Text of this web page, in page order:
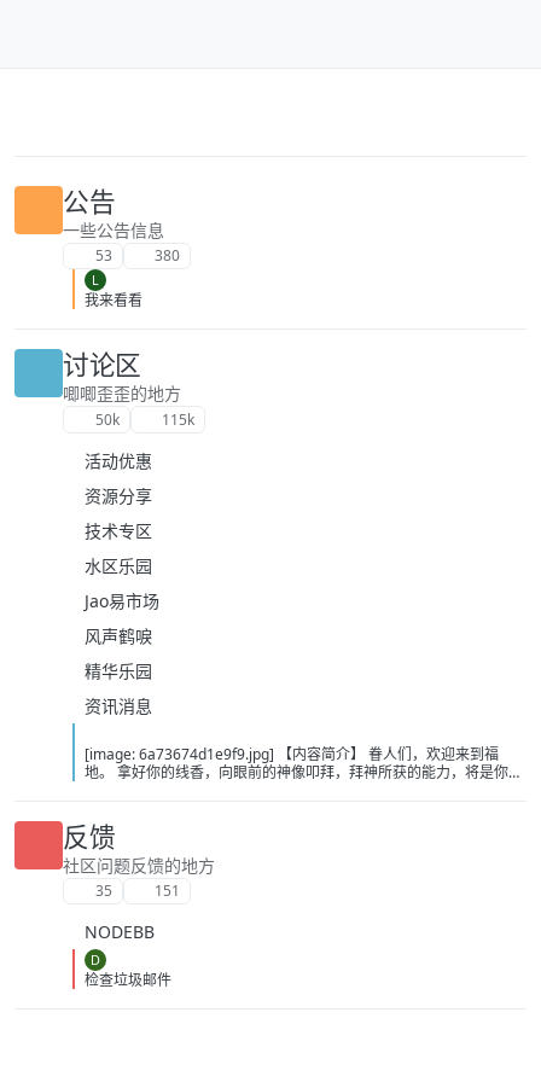
公告
一些公告信息
53 380
L
我来看看
讨论区
唧唧歪歪的地方
50k 115k
活动优惠
资源分享
技术专区
水区乐园
Jao易市场
风声鹤唳
精华乐园
资讯消息
[image: 6a73674d1e9f9.jpg] 【内容简介】 眷人们，欢迎来到福
地。 拿好你的线香，向眼前的神像叩拜，拜神所获的能力，将是你们
悲剧轮回…… 【作者简介】 作者：幻梦猎人，起点中文网作者，代表
作品：《灾厄收容所》《诡异分解指南》《天灾疯人院》《基因收容
所》等 【下载地址】 百度：
https://pan.baidu.com/s/1CTpsB1_Ju5NwzAhO0MvwZQ?pwd=9a1v
夸克：https://pan.quark.cn/s/ffe07719ebb3?pwd=aUYh 移动：
反馈
社区问题反馈的地方
35 151
NODEBB
D
检查垃圾邮件